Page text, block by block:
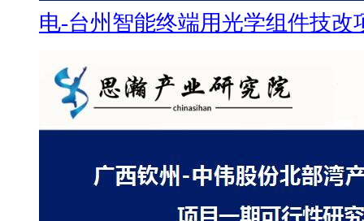
电-台州智能终端用光学组件技改